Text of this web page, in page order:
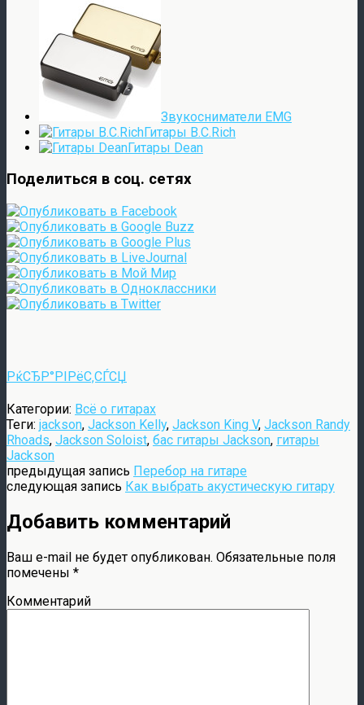
Звукосниматели EMG
Гитары B.C.Rich
Гитары Dean
Поделиться в соц. сетях
РќСЂР°РІРёС‚СЃСЏ
Категории: Всё о гитарах
Теги: jackson, Jackson Kelly, Jackson King V, Jackson Randy
Rhoads, Jackson Soloist, бас гитары Jackson, гитары
Jackson
предыдущая запись Перебор на гитаре
следующая запись Как выбрать акустическую гитару
Добавить комментарий
Ваш e-mail не будет опубликован. Обязательные поля
помечены *
Комментарий